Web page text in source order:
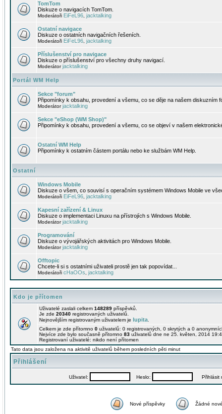
TomTom
Diskuze o navigacích TomTom.
Moderátoři EiFeL96 jacktalking
Ostatní navigace
Diskuze o ostatních navigačních řešeních.
Moderátoři EiFeL96 jacktalking
Příslušenství pro navigace
Diskuze o příslušenství pro všechny druhy navigací.
Moderátorjacktalking
Portál WM Help
Sekce "forum"
Připomínky k obsahu, provedení a všemu, co se děje na našem diskuzním
Moderátorjacktalking
Sekce "eShop (WM Shop)"
Připomínky k obsahu, provedení a všemu, co se objeví v našem
Ostatní WM Help
Připomínky k ostatním částem portálu nebo ke službám WM Help.
Ostatní
Windows Mobile
Diskuze o všem, co souvisí s operačním systémem Windows Mobile ve
Moderátoři EiFeL96 jacktalking
Kapesní zařízení & Linux
Diskuze o implementaci Linuxu na přístrojích s Windows Mobile.
Moderátorjacktalking
Programování
Diskuze o vývojářských aktivitách pro Windows Mobile.
Moderátorjacktalking
Offtopic
Chcete-li si s ostatními uživateli prostě jen tak popovídat...
Moderátoři cHaOOs jacktalking
Kdo je přítomen
Uživatelé zaslali celkem 148289 příspěvků.
Je zde 20340 registrovaných uživatelů.
Nejnovějším registrovaným uživatelem je lupita
Celkem je zde přítomno 0 uživatelů: 0 registrovaných, 0 skrytých a 0
Nejvíce zde bylo současně přítomno 83 uživatelů dne ne 25. květen, 2014
Registrovaní uživatelé: nikdo není přítomen
Tato data jsou založena na aktivitě uživatelů během posledních pěti minut
Přihlášení
Uživatel: Heslo: Přihlásit
Nové příspěvky Žádné